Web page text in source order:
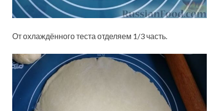
От охлаждённого теста отделяем 1/3 часть.